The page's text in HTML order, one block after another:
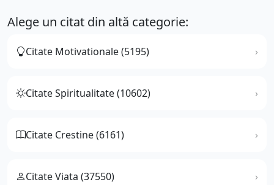
Alege un citat din altă categorie:
Citate Motivationale (5195)
Citate Spiritualitate (10602)
Citate Crestine (6161)
Citate Viata (37550)